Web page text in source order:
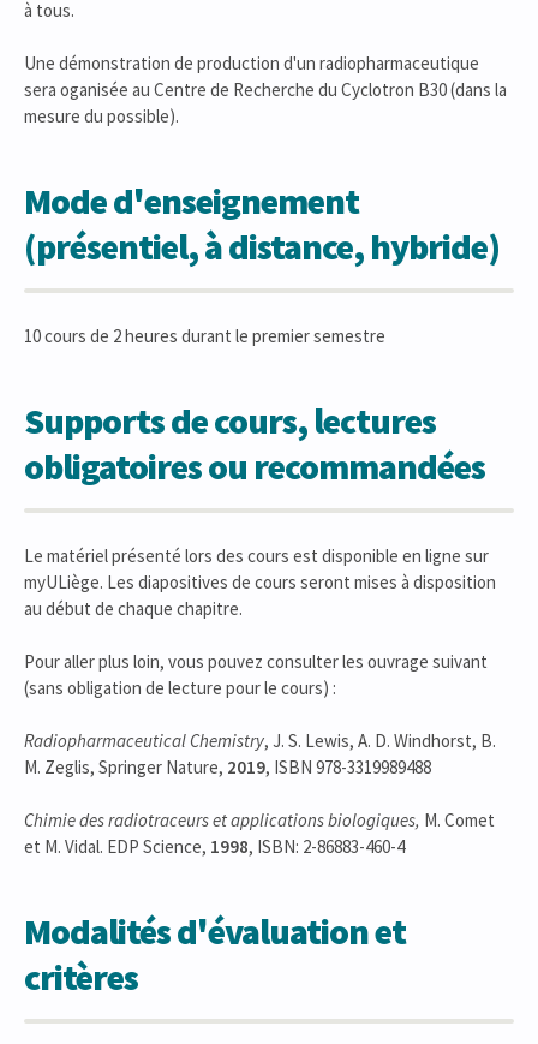
à tous.
Une démonstration de production d'un radiopharmaceutique
sera oganisée au Centre de Recherche du Cyclotron B30 (dans la
mesure du possible).
Mode d'enseignement
(présentiel, à distance, hybride)
10 cours de 2 heures durant le premier semestre
Supports de cours, lectures
obligatoires ou recommandées
Le matériel présenté lors des cours est disponible en ligne sur
myULiège. Les diapositives de cours seront mises à disposition
au début de chaque chapitre.
Pour aller plus loin, vous pouvez consulter les ouvrage suivant
(sans obligation de lecture pour le cours) :
Radiopharmaceutical Chemistry, J. S. Lewis, A. D. Windhorst, B.
M. Zeglis, Springer Nature, 2019, ISBN 978-3319989488
Chimie des radiotraceurs et applications biologiques, M. Comet
et M. Vidal. EDP Science, 1998, ISBN: 2-86883-460-4
Modalités d'évaluation et
critères